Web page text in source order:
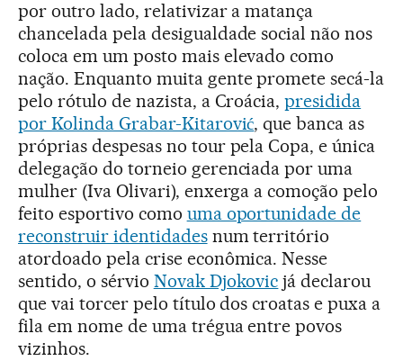
por outro lado, relativizar a matança
chancelada pela desigualdade social não nos
coloca em um posto mais elevado como
nação. Enquanto muita gente promete secá-la
pelo rótulo de nazista, a Croácia,presidida
por Kolinda Grabar-Kitarović, que banca as
próprias despesas no tour pela Copa, e única
delegação do torneio gerenciada por uma
mulher (Iva Olivari), enxerga a comoção pelo
feito esportivo como uma oportunidade de
reconstruir identidadesnum território
atordoado pela crise econômica. Nesse
sentido, o sérvio Novak Djokovic já declarou
que vai torcer pelo título dos croatas e puxa a
fila em nome de uma trégua entre povos
vizinhos.